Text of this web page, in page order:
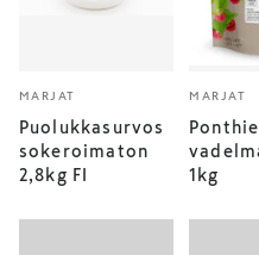
MARJAT
Puolukkasurvos
sokeroimaton
2,8kg FI
MARJAT
1kg